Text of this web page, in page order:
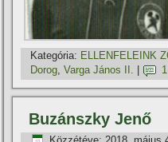
Kategória: ELLENFELEINK
Dorog,Varga János II.
Buzánszky Jenő